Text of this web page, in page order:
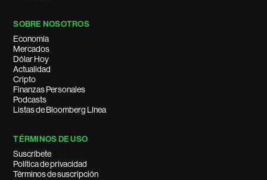
SOBRE NOSOTROS
Economía
Mercados
Dólar Hoy
Actualidad
Cripto
Finanzas Personales
Podcasts
Listas de Bloomberg Línea
TÉRMINOS DE USO
Suscríbete
Política de privacidad
Términos de suscripción